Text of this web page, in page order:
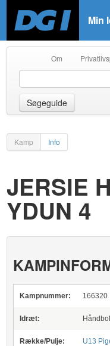
Min
Om
Søgeguide
Kamp Info
JERSIE
YDUN 4
Kampnummer: 166320
Idræt:
Række/Pulje: U13